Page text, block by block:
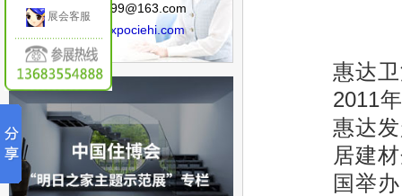
邮 箱：sunny.99@163.com
网 址：
www.expociehi.com
惠达
2011
惠达
居建
国举
展会客服